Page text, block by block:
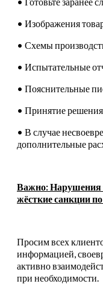
• Изображения
• Схемы
• Испытательные
• Пояснительные
• Принятие решения
• В случае
дополнительные
Важно: Нарушения
жёсткие санкции
Просим всех
информацией,
активно
при необходимости.